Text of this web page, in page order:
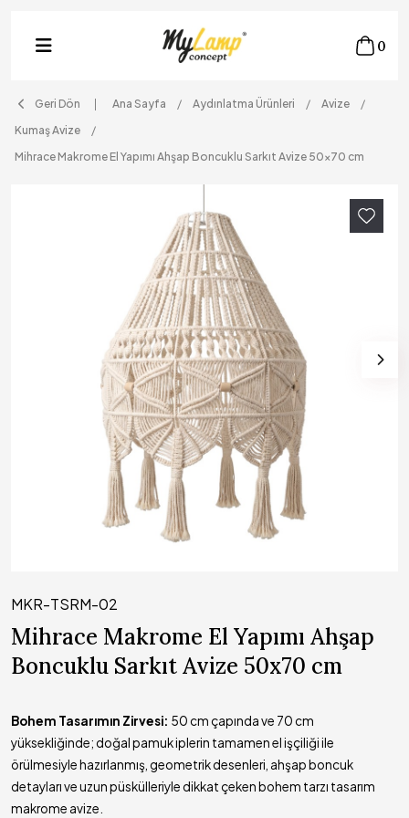
0
Geri Dön Ana Sayfa Aydınlatma Ürünleri
Avize
Kumaş Avize
Mihrace Makrome El Yapımı Ahşap Boncuklu Sarkıt Avize 50x70 cm
MKR-TSRM-02
Mihrace Makrome El Yapımı Ahşap
Boncuklu Sarkıt Avize 50x70 cm
Bohem Tasarımın Zirvesi: 50 cm çapında ve 70 cm
yüksekliğinde; doğal pamuk iplerin tamamen el işçiliği ile
örülmesiyle hazırlanmış, geometrik desenleri, ahşap boncuk
detayları ve uzun püskülleriyle dikkat çeken bohem tarzı tasarım
makrome avize.